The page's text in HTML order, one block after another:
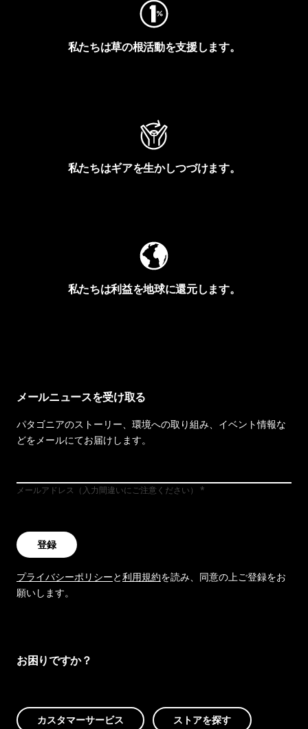
私たちは草の根活動を支援します。
私たちはギアを生かしつづけます。
私たちは利益を地球に還元します。
メールニュースを受け取る
パタゴニアのストーリー、環境への取り組み、イベント情報な
どをメールにてお届けします。
メールアドレス（入力間違いにご注意ください）
登録
プライバシーポリシーと利用規約を読み、同意の上ご登録をお
願いします。
お困りですか？
カスタマーサービス ストアを探す